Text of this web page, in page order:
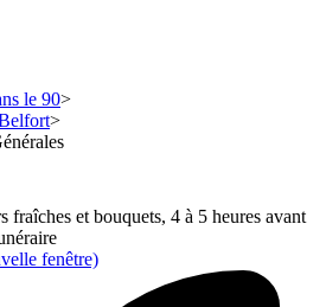
le 90
fraîches et bouquets, 4 à 5 heures avant
fenêtre)